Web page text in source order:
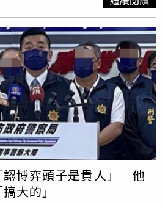
7間公司提供金流服務，這7間公司
等不實話術，使銀行及超商代碼業
繳費條碼，這7間公司再將其提供
收取賭資或詐欺款項工具，而款項
」，再轉到其餘7間公司並以賭博
檢警查出，詐團成員運用「數支付
間的金流服務合約、假造合約書、
三方支付平台互相串聯，實際上金
洗錢。起訴指出，業者將不實資料
報件數達上千餘件；實際代收賭
億8885萬元，不法獲利至少達3億
認博弈頭子是貴人」 他
大的」